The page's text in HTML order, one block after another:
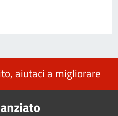
aiutaci a migliorare